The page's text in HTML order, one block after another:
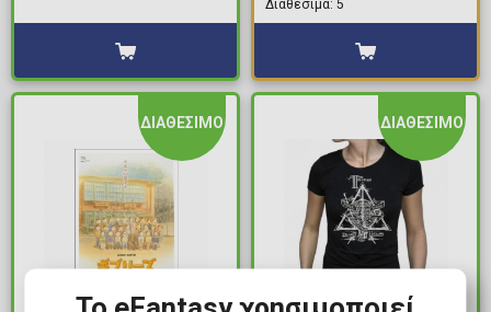
Διαθέσιμα: 5
ΔΙΑΘΕΣΙΜΟ ΔΙΑΘΕΣΙΜΟ